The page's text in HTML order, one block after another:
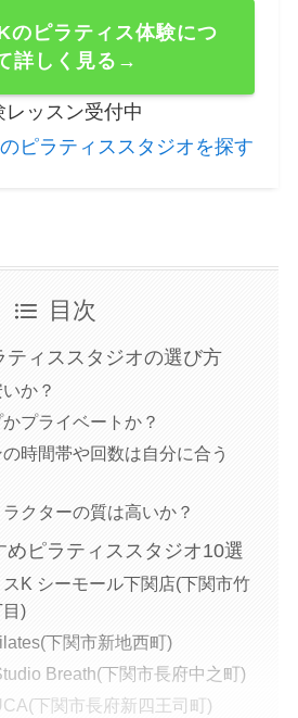
のピラティス体験につ
詳しく見る→
レッスン受付中
ピラティススタジオを探す
目次
ティススタジオの選び方
か？
プライベートか？
時間帯や回数は自分に合う
クターの質は高いか？
めピラティススタジオ10選
スK シーモール下関店(下関市竹
)
下関市新地西町)
Breath(下関市長府中之町)
下関市長府新四王司町)